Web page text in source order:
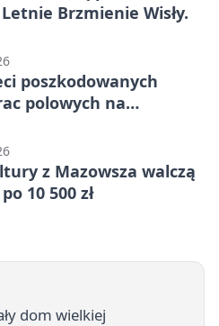
Brzmienie Wisły.
poszkodowanych
polowych na
z Mazowsza walczą
10 500 zł
dom wielkiej